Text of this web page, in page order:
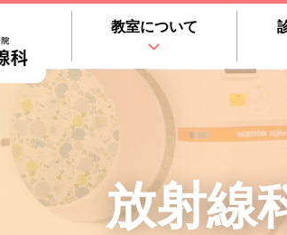
教室について
放射線